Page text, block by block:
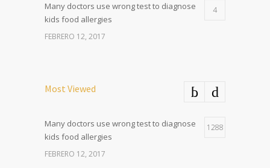
Many doctors use wrong test to diagnose
kids food allergies
4
FEBRERO 12, 2017
Most Viewed
Many doctors use wrong test to diagnose
kids food allergies
1288
FEBRERO 12, 2017